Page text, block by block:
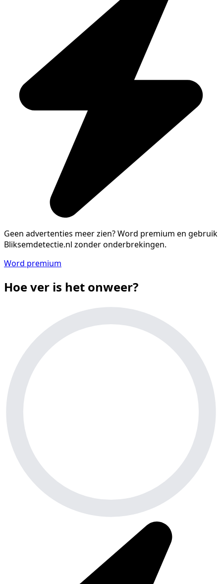
Geen advertenties meer zien?Word premium en gebruik
Bliksemdetectie.nl zonder onderbrekingen.
Word premium
Hoe ver is het onweer?